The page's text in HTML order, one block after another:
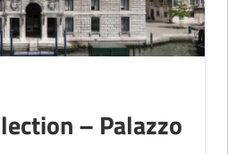
– Palazzo